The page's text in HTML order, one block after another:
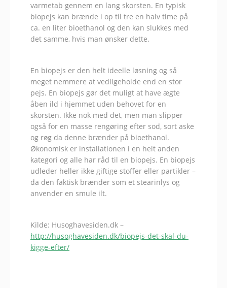
varmetab gennem en lang skorsten. En typisk
biopejs kan brænde i op til tre en halv time på
ca. en liter bioethanol og den kan slukkes med
det samme, hvis man ønsker dette.
En biopejs er den helt ideelle løsning og så
meget nemmere at vedligeholde end en stor
pejs. En biopejs gør det muligt at have ægte
åben ild i hjemmet uden behovet for en
skorsten. Ikke nok med det, men man slipper
også for en masse rengøring efter sod, sort aske
og røg da denne brænder på bioethanol.
Økonomisk er installationen i en helt anden
kategori og alle har råd til en biopejs. En biopejs
udleder heller ikke giftige stoffer eller partikler –
da den faktisk brænder som et stearinlys og
anvender en smule ilt.
Kilde: Husoghavesiden.dk –
http://husoghavesiden.dk/biopejs-det-skal-du-
kigge-efter/